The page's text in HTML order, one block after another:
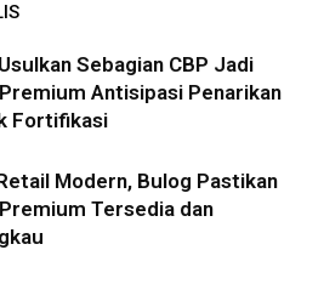
Sebagian CBP Jadi
Antisipasi Penarikan
Fortifikasi
Modern, Bulog Pastikan
Tersedia dan